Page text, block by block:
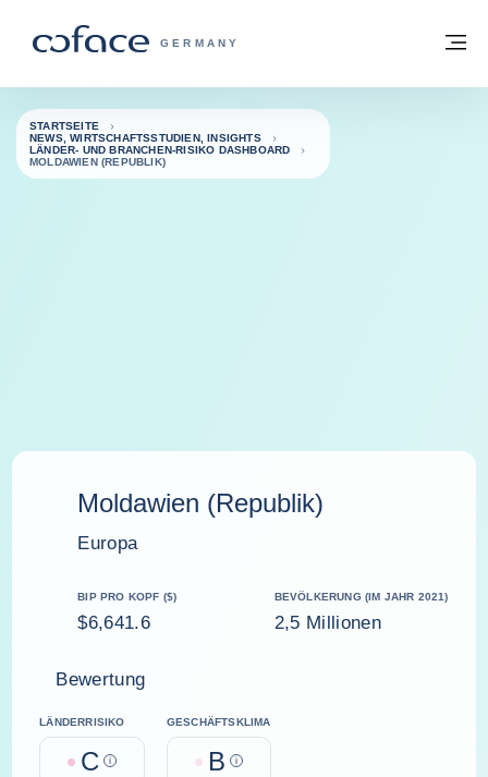
COFACE FOR TRADE - WEBSEITE DER
GERMANY
Zurück zur Startseite
STARTSEITE
NEWS, WIRTSCHAFTSSTUDIEN, INSIGHTS
LÄNDER- UND BRANCHEN-RISIKO DASHBOARD
MOLDAWIEN (REPUBLIK)
Moldawien (Republik)
Europa
BIP PRO KOPF ($)
$6,641.6
BEVÖLKERUNG (IM JAHR 2021)
2,5 Millionen
Bewertung
LÄNDERRISIKO
C Help
GESCHÄFTSKLIMA
B Help